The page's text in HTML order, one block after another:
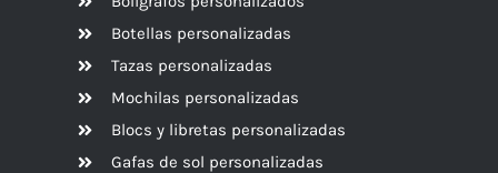
Botellas personalizadas
Tazas personalizadas
Mochilas personalizadas
Blocs y libretas personalizadas
Gafas de sol personalizadas